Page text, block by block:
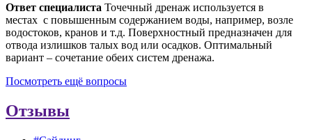
Ответ специалиста Точечный дренаж используется в
местах с повышенным содержанием воды, например, возле
водостоков, кранов и т.д. Поверхностный предназначен для
отвода излишков талых вод или осадков. Оптимальный
вариант – сочетание обеих систем дренажа.
Посмотреть ещё вопросы
Отзывы